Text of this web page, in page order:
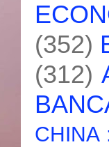
(352)
(312)
CHINA